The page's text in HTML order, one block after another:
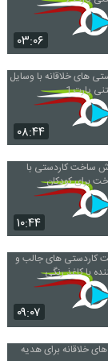
۰۳:۰۶
۰۸:۴۴
۱۰:۴۴
۰۹:۰۷